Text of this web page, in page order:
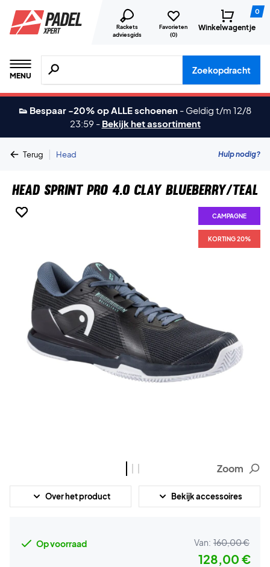
Rackets
adviesgids
Favorieten
(0)
0
Winkelwagentje
MENU
Zoeken naar producten, merken etc.
Zoekopdracht
👟 Bespaar -20% op ALLE schoenen - Geldig t/m 12/8
23:59 - Bekijk het assortiment
Terug | Head Hulp nodig?
Head Sprint Pro 4.0 Clay Blueberry/Teal
CAMPAGNE
KORTING 20%
CAMPAGNE
KORTING 20%
CAMPAGNE
KORTING 20%
Zoom
Over het product Bekijk accessoires
Op voorraad Van: 160,00 €
128,00 €